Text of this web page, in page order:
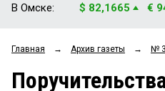
ОБЩЕСТВО
ЗАКОН
В Омске: $ 82,1665 €
Главная → Архив газеты → №